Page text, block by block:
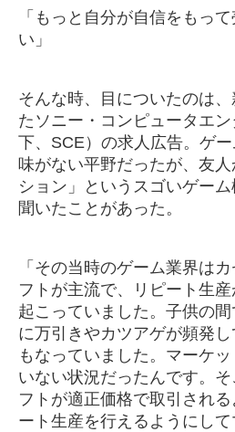
「もっと自分が自信をもっ
い」
そんな時、目についたのは
たソニー・コンピュータエ
下、SCE）の求人広告。ゲ
味がない平野だったが、友
ション」というスゴいゲー
聞いたことがあった。
「その当時のゲーム業界は
フトが主流で、リピート生
起こっていました。子供の
に万引きやカツアゲが頻発
もなっていました。マーケ
いない状況だったんです。
フトが適正価格で取引され
ート生産を行えるようにし